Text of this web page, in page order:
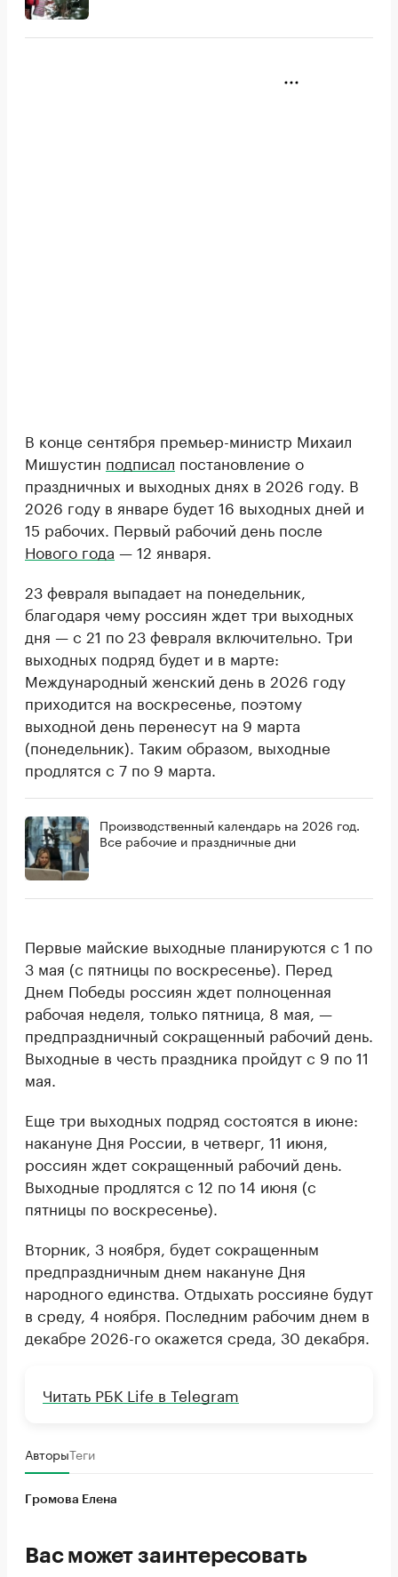
В конце сентября премьер-министр Михаил
Мишустин подписал постановление о
праздничных и выходных днях в 2026 году. В
2026 году в январе будет 16 выходных дней и
15 рабочих. Первый рабочий день после
Нового года — 12 января.
23 февраля выпадает на понедельник,
благодаря чему россиян ждет три выходных
дня — с 21 по 23 февраля включительно. Три
выходных подряд будет и в марте:
Международный женский день в 2026 году
приходится на воскресенье, поэтому
выходной день перенесут на 9 марта
(понедельник). Таким образом, выходные
продлятся с 7 по 9 марта.
Производственный календарь на 2026 год.
Все рабочие и праздничные дни
Первые майские выходные планируются с 1 по
3 мая (с пятницы по воскресенье). Перед
Днем Победы россиян ждет полноценная
рабочая неделя, только пятница, 8 мая, —
предпраздничный сокращенный рабочий день.
Выходные в честь праздника пройдут с 9 по 11
мая.
Еще три выходных подряд состоятся в июне:
накануне Дня России, в четверг, 11 июня,
россиян ждет сокращенный рабочий день.
Выходные продлятся с 12 по 14 июня (с
пятницы по воскресенье).
Вторник, 3 ноября, будет сокращенным
предпраздничным днем накануне Дня
народного единства. Отдыхать россияне будут
в среду, 4 ноября. Последним рабочим днем в
декабре 2026-го окажется среда, 30 декабря.
Читать РБК Life в Telegram
АвторыТеги
Громова Елена
Вас может заинтересовать